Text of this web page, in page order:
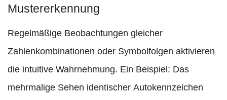
Mustererkennung
Regelmäßige Beobachtungen gleicher
Zahlenkombinationen oder Symbolfolgen aktivieren
die intuitive Wahrnehmung. Ein Beispiel: Das
mehrmalige Sehen identischer Autokennzeichen